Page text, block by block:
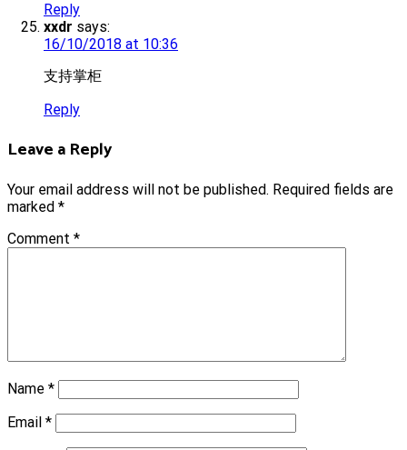
Reply
xxdr says:
16/10/2018 at 10:36
支持掌柜
Reply
Leave a Reply
Your email address will not be published. Required fields are
marked *
Comment *
Name *
Email *